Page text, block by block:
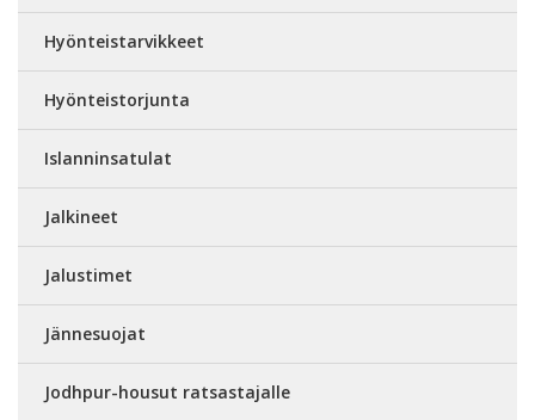
Hyönteistarvikkeet
Hyönteistorjunta
Islanninsatulat
Jalkineet
Jalustimet
Jännesuojat
Jodhpur-housut ratsastajalle